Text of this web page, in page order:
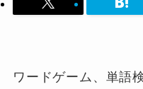
ワードゲーム、単語